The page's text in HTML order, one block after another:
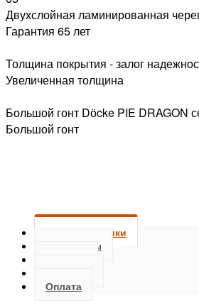
Двухслойная ламинированная
Гарантия 65 лет
Толщина покрытия - залог
Увеличенная толщина
Большой гонт Dӧcke PIE DRAGON
Большой гонт
Характеристики
Документы
Оплата